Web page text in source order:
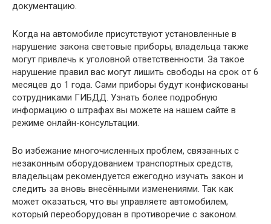
документацию.
Когда на автомобиле присутствуют установленные в
нарушение закона световые приборы, владельца также
могут привлечь к уголовной ответственности. За такое
нарушение правил вас могут лишить свободы на срок от 6
месяцев до 1 года. Сами приборы будут конфискованы
сотрудниками ГИБДД. Узнать более подробную
информацию о штрафах вы можете на нашем сайте в
режиме онлайн-консультации.
Во избежание многочисленных проблем, связанных с
незаконным оборудованием транспортных средств,
владельцам рекомендуется ежегодно изучать закон и
следить за вновь внесёнными изменениями. Так как
может оказаться, что вы управляете автомобилем,
который переоборудован в противоречие с законом.